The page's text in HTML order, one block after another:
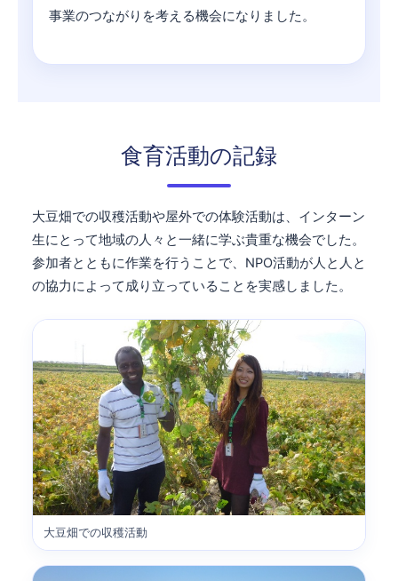
事業のつながりを考える機会になりました。
食育活動の記録
大豆畑での収穫活動や屋外での体験活動は、インターン
生にとって地域の人々と一緒に学ぶ貴重な機会でした。
参加者とともに作業を行うことで、NPO活動が人と人と
の協力によって成り立っていることを実感しました。
大豆畑での収穫活動